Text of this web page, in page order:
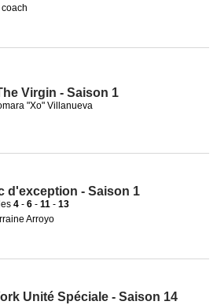
Virgin - Saison 1
"Xo" Villanueva
d'exception - Saison 1
4 - 6 - 11 - 13
Arroyo
Unité Spéciale - Saison 14